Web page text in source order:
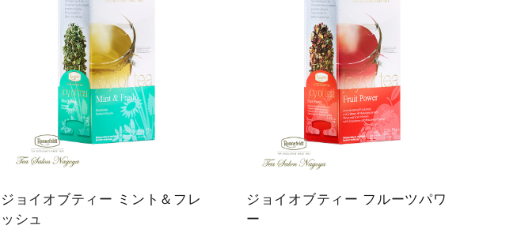
ジョイオブテ
ィー
ジョイオブティー ミント＆フレ
ッシュ
ジョイオブティー フルーツパワ
ー